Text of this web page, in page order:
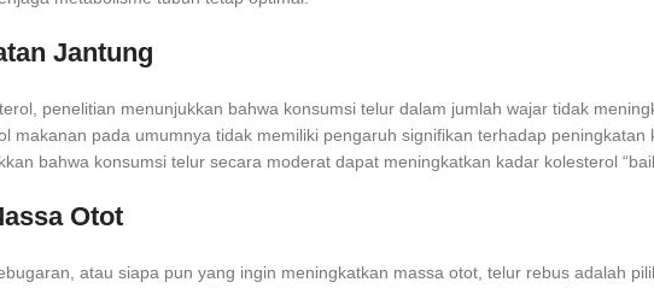
Jantung
penelitian menunjukkan bahwa konsumsi telur dalam jumlah wajar tidak
makanan pada umumnya tidak memiliki pengaruh signifikan terhadap
bahwa konsumsi telur secara moderat dapat meningkatkan kadar kolesterol
Otot
atau siapa pun yang ingin meningkatkan massa otot, telur rebus adalah